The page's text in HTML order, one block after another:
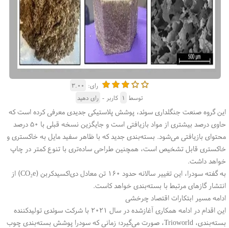
رای: ۳.۰۰
توسط ۱ کاربر - رای دهید
این گروه صنعت جنگلداری سوئد، پوشش پلاستیکی جدیدی معرفی کرده است که
حاوی درصد بیشتری از مواد بازیافتی است و جایگزین نسخه قبلی با ۵۰ درصد
محتوای بازیافتی می‌شود. بسته‌بندی جدید که با ظاهر سفید مایل به خاکستری و
خاکستری قابل تشخیص است، همچنین طراحی ساده‌تری با تنوع کمتر در چاپ
خواهد داشت.
به گفته سودرا، این تغییر سالانه حدود ۱۶۰ تن معادل دی‌اکسیدکربن
(CO₂e) از
انتشار گازهای مرتبط با بسته‌بندی خواهد کاست.
ادامه مسیر ابتکارات اقتصاد چرخشی
این اقدام در ادامه همکاری آغازشده در سال ۲۰۲۱ با شرکت سوئدی تولیدکننده
بسته‌بندی، Trioworld، صورت می‌گیرد؛ زمانی که سودرا پوشش بسته‌بندی چوب